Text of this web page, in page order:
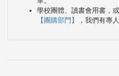
學校團體、讀書會用書，
【團購部門】
，我們有專